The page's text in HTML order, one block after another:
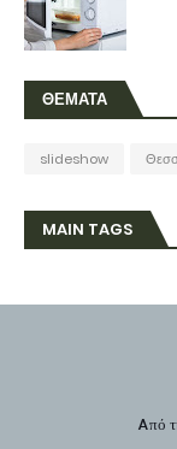
ΘΕΜΑΤΑ
slideshow
MAIN TAGS
Aπό